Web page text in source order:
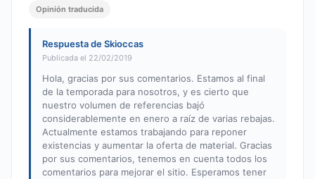
Opinión traducida
Respuesta de Skioccas
Publicada el 22/02/2019
Hola, gracias por sus comentarios. Estamos al final
de la temporada para nosotros, y es cierto que
nuestro volumen de referencias bajó
considerablemente en enero a raíz de varias rebajas.
Actualmente estamos trabajando para reponer
existencias y aumentar la oferta de material. Gracias
por sus comentarios, tenemos en cuenta todos los
comentarios para mejorar el sitio. Esperamos tener